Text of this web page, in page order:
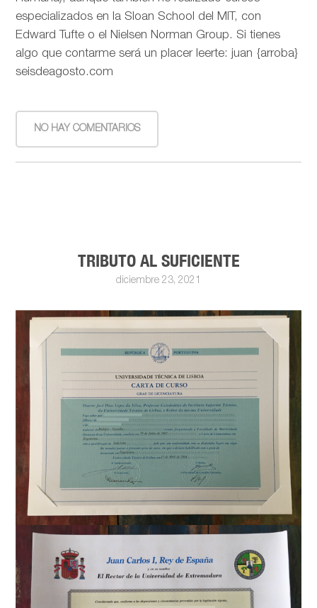
especializados en la Sloan School del MIT, con
Edward Tufte o el Nielsen Norman Group. Si tienes
algo que contarme será un placer leerte: juan {arroba}
seisdeagosto.com
NO HAY COMENTARIOS
TRIBUTO AL SUFICIENTE
diciembre 23, 2021